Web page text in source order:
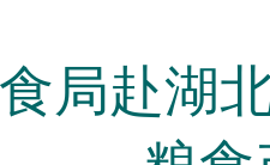
局赴湖